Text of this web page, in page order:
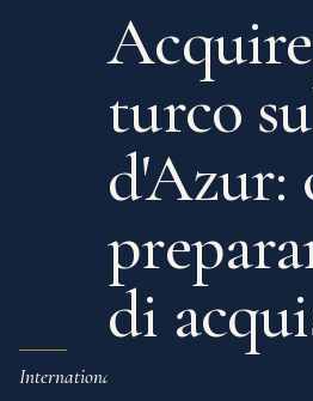
International
turco
d'Azur:
di